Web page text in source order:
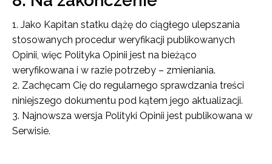
Jako Kapitan statku dążę do ciągłego ulepszania
stosowanych procedur weryfikacji publikowanych
Opinii, więc Polityka Opinii jest na bieżąco
weryfikowana i w razie potrzeby – zmieniania.
Zachęcam Cię do regularnego sprawdzania treści
niniejszego dokumentu pod kątem jego aktualizacji.
Najnowsza wersja Polityki Opinii jest publikowana w
Serwisie.